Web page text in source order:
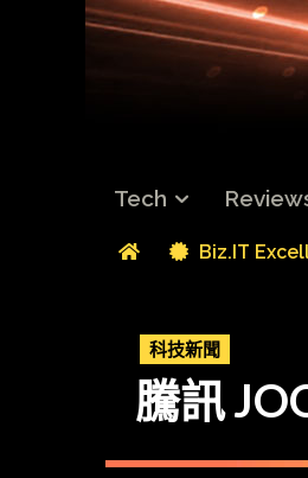
Tech
Biz.IT
科技新聞
騰訊